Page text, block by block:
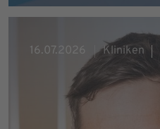
16.07.2026 Kliniken